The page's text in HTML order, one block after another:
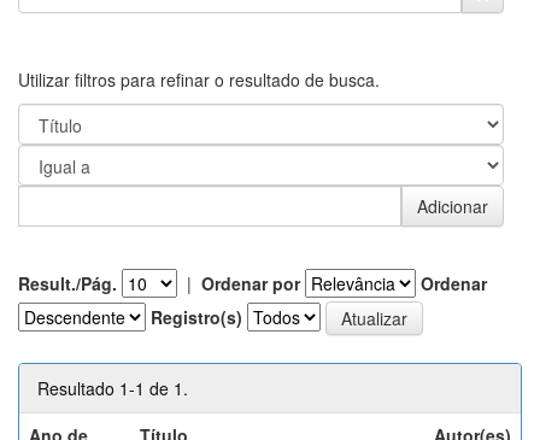
Utilizar filtros para refinar o resultado de busca.
Result./Pág. | Ordenar por
Ordenar
Registro(s)
Resultado 1-1 de 1.
Ano de
Título Autor(es)